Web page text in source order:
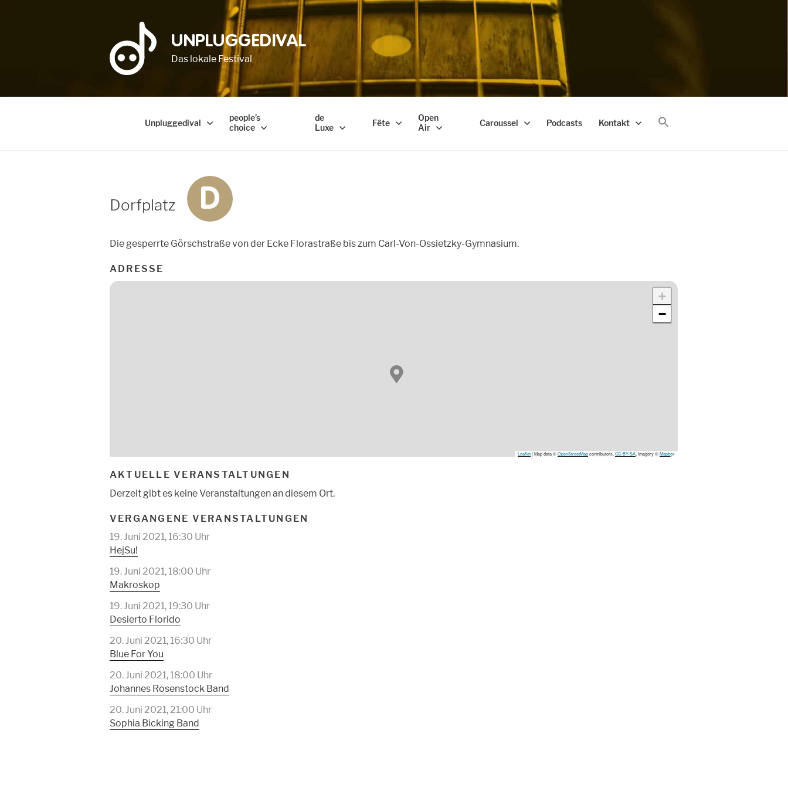
UNPLUGGEDIVAL
Das lokale Festival
Unpluggedival
people’s
choice
de
Luxe
Fête
Open
Air
Caroussel Podcasts Kontakt
Dorfplatz D
Die gesperrte Görschstraße von der Ecke Florastraße bis zum Carl-Von-Ossietzky-Gymnasium.
ADRESSE
+
−
Leaflet| Map data ©OpenStreetMapcontributors, CC-BY-SA , Imagery ©Mapbox
AKTUELLE VERANSTALTUNGEN
Derzeit gibt es keine Veranstaltungen an diesem Ort.
VERGANGENE VERANSTALTUNGEN
19. Juni 2021, 16:30 Uhr
HejSu!
19. Juni 2021, 18:00 Uhr
Makroskop
19. Juni 2021, 19:30 Uhr
Desierto Florido
20. Juni 2021, 16:30 Uhr
Blue For You
20. Juni 2021, 18:00 Uhr
Johannes Rosenstock Band
20. Juni 2021, 21:00 Uhr
Sophia Bicking Band